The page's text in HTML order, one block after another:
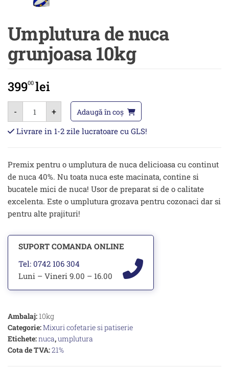
Umplutura de nuca
grunjoasa 10kg
39900 lei
-
Cantitate
Umplutura
de
nuca
grunjoasa
+ Adaugă în coș
Livrare in 1-2 zile lucratoare cu GLS!
Premix pentru o umplutura de nuca delicioasa cu continut
de nuca 40%. Nu toata nuca este macinata, contine si
bucatele mici de nuca! Usor de preparat si de o calitate
excelenta. Este o umplutura grozava pentru cozonaci dar si
pentru alte prajituri!
SUPORT COMANDA ONLINE
Tel: 0742 106 304
Luni – Vineri 9.00 – 16.00
Ambalaj:10kg
Categorie:Mixuri cofetarie si patiserie
Etichete:nuca,umplutura
Cota de TVA:21%